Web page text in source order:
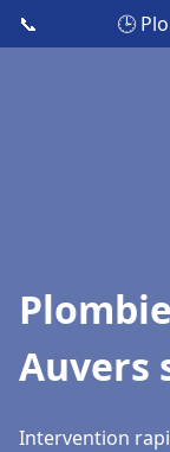
📞 🕒
Auvers
Intervention